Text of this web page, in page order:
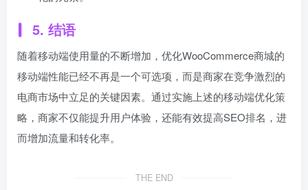
5. 结语
随着移动端使用量的不断增加，优化WooCommerce商城的
移动端性能已经不再是一个可选项，而是商家在竞争激烈的
电商市场中立足的关键因素。通过实施上述的移动端优化策
略，商家不仅能提升用户体验，还能有效提高SEO排名，进
而增加流量和转化率。
THE END